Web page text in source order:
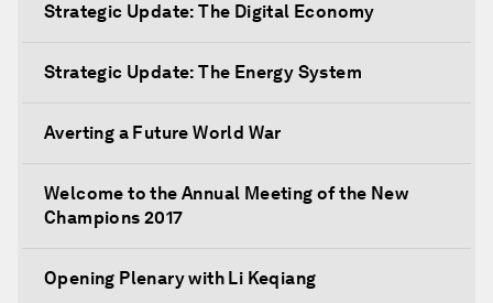
Strategic Update: The Digital Economy
Strategic Update: The Energy System
Averting a Future World War
Welcome to the Annual Meeting of the New
Champions 2017
Opening Plenary with Li Keqiang